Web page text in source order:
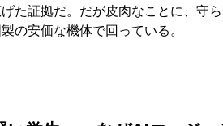
た証拠だ。だが皮肉なことに、守
の安価な機体で回っている。